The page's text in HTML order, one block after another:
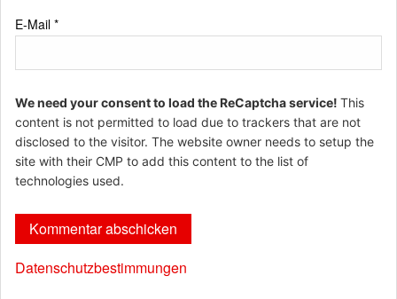
E-Mail *
We need your consent to load the ReCaptcha service! This
content is not permitted to load due to trackers that are not
disclosed to the visitor. The website owner needs to setup the
site with their CMP to add this content to the list of
technologies used.
Datenschutzbestimmungen